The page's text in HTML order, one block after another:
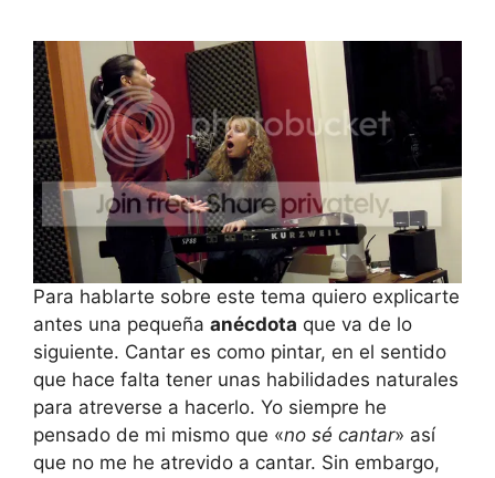
Para hablarte sobre este tema quiero explicarte
antes una pequeña anécdota que va de lo
siguiente. Cantar es como pintar, en el sentido
que hace falta tener unas habilidades naturales
para atreverse a hacerlo. Yo siempre he
pensado de mi mismo que «no sé cantar» así
que no me he atrevido a cantar. Sin embargo,